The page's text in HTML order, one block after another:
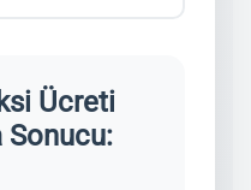
Ücreti
Sonucu: